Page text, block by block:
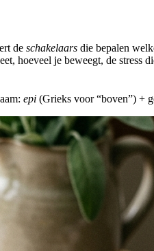
de schakelaars die bepalen
je beweegt, de stress
epi (Grieks voor “boven”) +